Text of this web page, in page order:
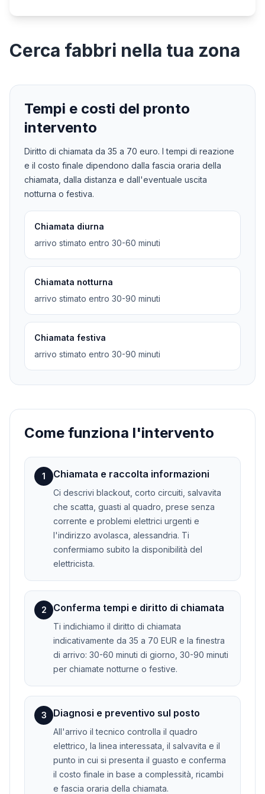
Cerca fabbri nella tua zona
Tempi e costi del pronto
intervento
Diritto di chiamata da 35 a 70 euro. I tempi di reazione
e il costo finale dipendono dalla fascia oraria della
chiamata, dalla distanza e dall'eventuale uscita
notturna o festiva.
Chiamata diurna
arrivo stimato entro 30-60 minuti
Chiamata notturna
arrivo stimato entro 30-90 minuti
Chiamata festiva
arrivo stimato entro 30-90 minuti
Come funziona l'intervento
1 Chiamata e raccolta informazioni
Ci descrivi blackout, corto circuiti, salvavita
che scatta, guasti al quadro, prese senza
corrente e problemi elettrici urgenti e
l'indirizzo avolasca, alessandria. Ti
confermiamo subito la disponibilità del
elettricista.
2 Conferma tempi e diritto di chiamata
Ti indichiamo il diritto di chiamata
indicativamente da 35 a 70 EUR e la finestra
di arrivo: 30-60 minuti di giorno, 30-90 minuti
per chiamate notturne o festive.
3 Diagnosi e preventivo sul posto
All'arrivo il tecnico controlla il quadro
elettrico, la linea interessata, il salvavita e il
punto in cui si presenta il guasto e conferma
il costo finale in base a complessità, ricambi
e fascia oraria della chiamata.